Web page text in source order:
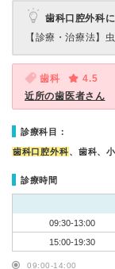
歯科口腔外科
【診療・治療法】
歯科
4.5
近所の歯医者さん
診療科目：
歯科口腔外科、歯科、
診療時間
09:30-13:00
15:00-19:30
09:00-14:00